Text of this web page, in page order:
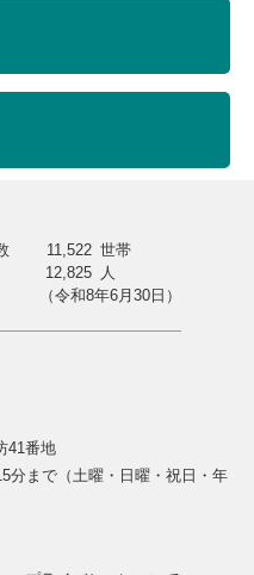
41番地
分まで（土曜・日曜・祝日・年
11,522 世帯
12,825
人
（令和8年6月30日）